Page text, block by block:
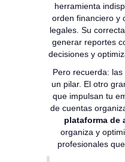
herramienta
orden financiero y
legales. Su
generar reportes
decisiones y
Pero recuerda: las
un pilar. El otro
que impulsan tu
de cuentas
plataforma de
organiza y
profesionales